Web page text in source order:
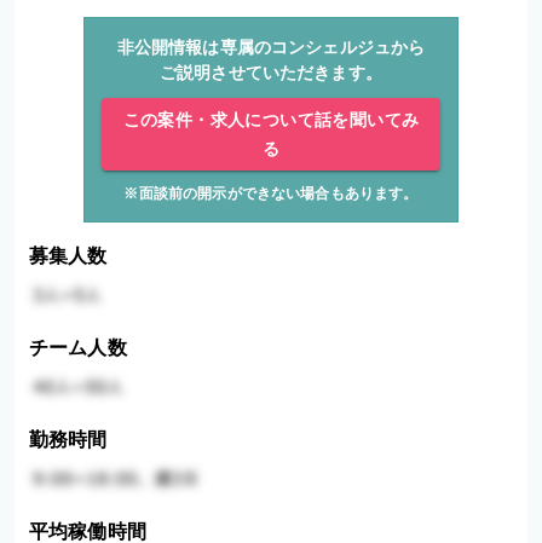
非公開情報は専属のコンシェルジュから
ご説明させていただきます。
この案件・求人について話を聞いてみ
る
※面談前の開示ができない場合もあります。
募集人数
チーム人数
勤務時間
平均稼働時間